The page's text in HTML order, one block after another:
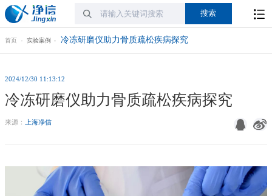
首页 实验案例 冷冻研磨仪助力骨质疏松疾病探究
2024/12/30 11:13:12
冷冻研磨仪助力骨质疏松疾病探究
来源： 上海净信